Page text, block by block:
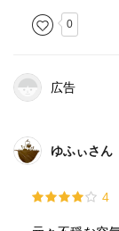
0
広告
ゆふぃさん
4